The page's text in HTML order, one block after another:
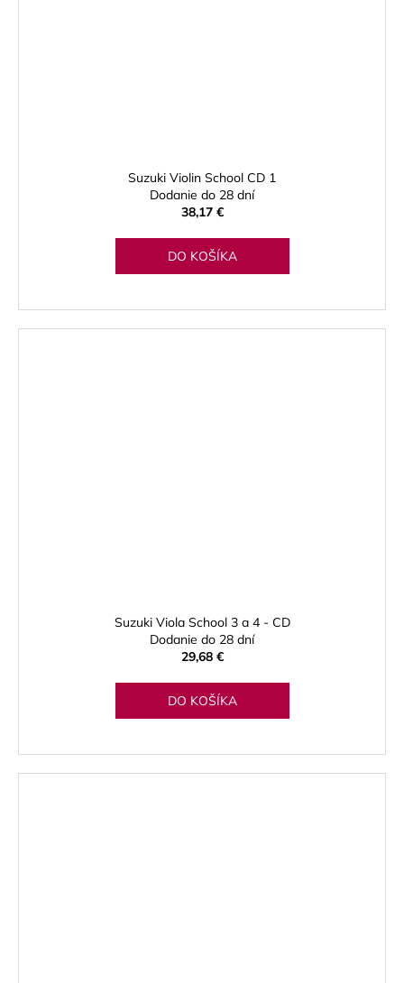
Suzuki Violin School CD 1
Dodanie do 28 dní
38,17 €
DO KOŠÍKA
Suzuki Viola School 3 a 4 - CD
Dodanie do 28 dní
29,68 €
DO KOŠÍKA